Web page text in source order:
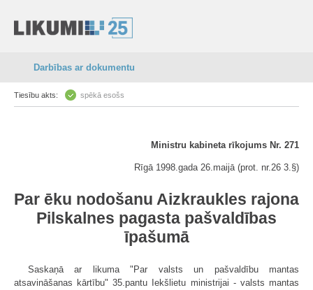
Darbības ar dokumentu
Tiesību akts: spēkā esošs
Ministru kabineta rīkojums Nr. 271
Rīgā 1998.gada 26.maijā (prot. nr.26 3.§)
Par ēku nodošanu Aizkraukles rajona
Pilskalnes pagasta pašvaldības
īpašumā
Saskaņā ar likuma "Par valsts un pašvaldību mantas
atsavināšanas kārtību" 35.pantu Iekšlietu ministrijai - valsts mantas